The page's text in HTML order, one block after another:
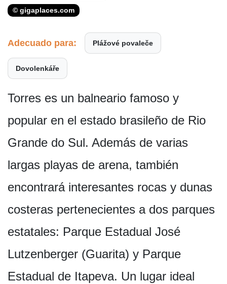
© gigaplaces.com
Adecuado para: Plážové povaleče
Dovolenkáře
Torres es un balneario famoso y
popular en el estado brasileño de Rio
Grande do Sul. Además de varias
largas playas de arena, también
encontrará interesantes rocas y dunas
costeras pertenecientes a dos parques
estatales: Parque Estadual José
Lutzenberger (Guarita) y Parque
Estadual de Itapeva. Un lugar ideal